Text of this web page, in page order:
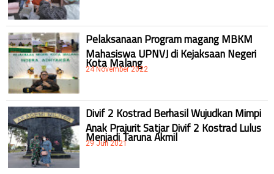
Pelaksanaan Program magang MBKM
Mahasiswa UPNVJ di Kejaksaan Negeri
Kota Malang
24 November 2022
Divif 2 Kostrad Berhasil Wujudkan Mimpi
Anak Prajurit Satjar Divif 2 Kostrad Lulus
Menjadi Taruna Akmil
29 Juli 2021